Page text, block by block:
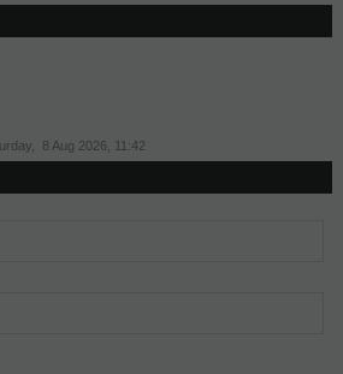
8 Aug 2026, 11:42